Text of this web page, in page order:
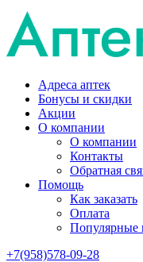
Адреса аптек
Бонусы и скидки
Акции
О компании
О компании
Контакты
Обратная
Помощь
Как заказать
Оплата
Популярные
+7(958)578-09-28